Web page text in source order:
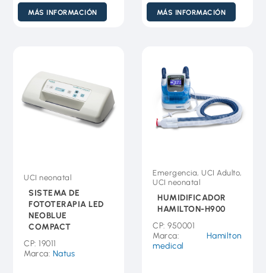
MÁS INFORMACIÓN MÁS INFORMACIÓN
UCI neonatal
SISTEMA DE
FOTOTERAPIA LED
NEOBLUE
COMPACT
CP: 19011
Marca: Natus
Emergencia, UCI Adulto,
UCI neonatal
HUMIDIFICADOR
HAMILTON-H900
CP: 950001
Marca: Hamilton
medical